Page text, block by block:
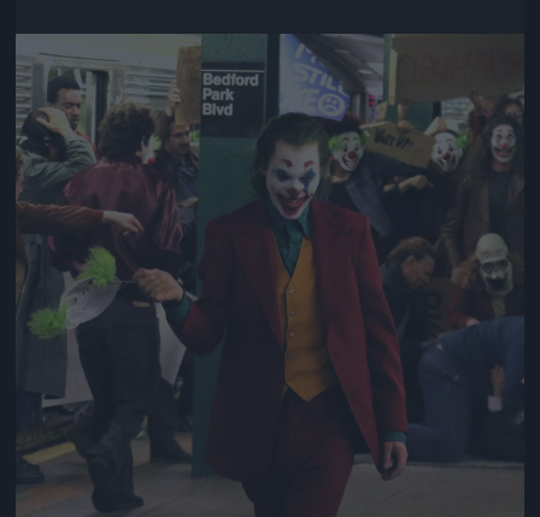
Jön még kép!